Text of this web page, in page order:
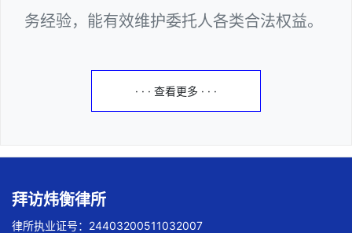
务经验，能有效维护委托人各类合法权益。
· · · 查看更多 · · ·
拜访炜衡律所
律所执业证号：24403200511032007